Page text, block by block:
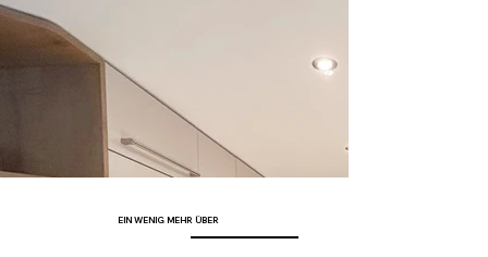
EIN WENIG MEHR ÜBER